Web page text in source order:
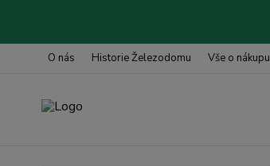
O nás Historie Železodomu Vše o nákupu